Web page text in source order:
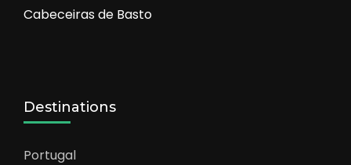
Cabeceiras de Basto
Destinations
Portugal